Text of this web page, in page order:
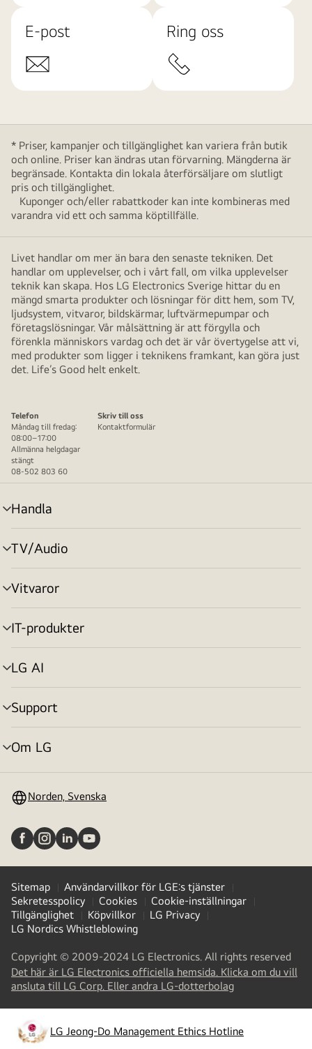
E-post Ring oss
* Priser, kampanjer och tillgänglighet kan variera från butik
och online. Priser kan ändras utan förvarning. Mängderna är
begränsade. Kontakta din lokala återförsäljare om slutligt
pris och tillgänglighet.
Kuponger och/eller rabattkoder kan inte kombineras med
varandra vid ett och samma köptillfälle.
Livet handlar om mer än bara den senaste tekniken. Det
handlar om upplevelser, och i vårt fall, om vilka upplevelser
teknik kan skapa. Hos LG Electronics Sverige hittar du en
mängd smarta produkter och lösningar för ditt hem, som TV,
ljudsystem, vitvaror, bildskärmar, luftvärmepumpar och
företagslösningar. Vår målsättning är att förgylla och
förenkla människors vardag och det är vår övertygelse att vi,
med produkter som ligger i teknikens framkant, kan göra just
det. Life’s Good helt enkelt.
Telefon
Måndag till fredag:
08:00–17:00
Allmänna helgdagar
stängt
08-502 803 60
Skriv till oss
Kontaktformulär
Handla
menyväxling
TV/Audio
menyväxling
Vitvaror
menyväxling
IT-produkter
menyväxling
LG AI
menyväxling
Support
menyväxling
Om LG
menyväxling
Norden, Svenska
Sitemap
Användarvillkor för LGE:s tjänster
Sekretesspolicy
Cookies
Cookie-inställningar
Tillgänglighet
Köpvillkor
LG Privacy
LG Nordics Whistleblowing
Copyright © 2009-2024 LG Electronics. All rights reserved
Det här är LG Electronics officiella hemsida. Klicka om du vill
ansluta till LG Corp. Eller andra LG-dotterbolag(
a
new
tab
LG Jeong-Do Management Ethics Hotline
opens